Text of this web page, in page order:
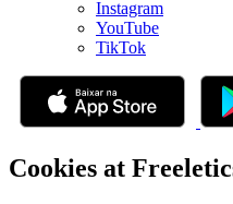
Instagram
YouTube
TikTok
Cookies at